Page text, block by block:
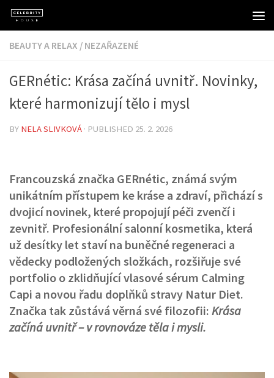
Skip to content
BEAUTY A RELAX / NEZAŘAZENÉ
GERnétic: Krása začíná uvnitř. Novinky,
které harmonizují tělo i mysl
BY NELA SLIVKOVÁ · PUBLISHED 25. 2. 2026
Francouzská značka GERnétic, známá svým
unikátním přístupem ke kráse a zdraví, přichází s
dvojicí novinek, které propojují péči zvenčí i
zevnitř. Profesionální salonní kosmetika, která
už desítky let staví na buněčné regeneraci a
vědecky podložených složkách, rozšiřuje své
portfolio o zklidňující vlasové sérum Calming
Capi a novou řadu doplňků stravy Natur Diet.
Značka tak zůstává věrná své filozofii: Krása
začíná uvnitř – v rovnováze těla i mysli.